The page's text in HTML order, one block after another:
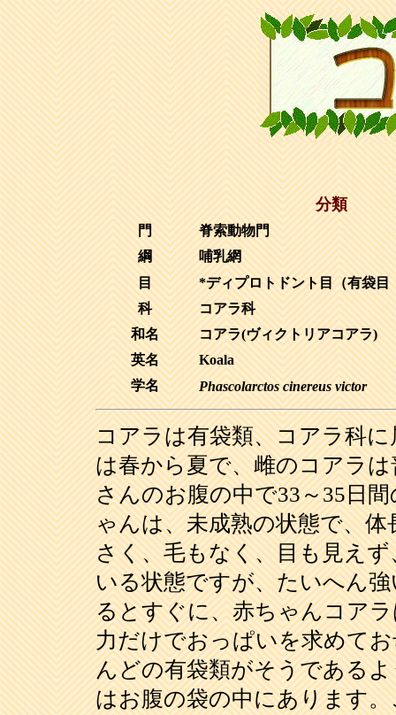
分類
門
脊索動物門
綱
哺乳網
目
*ディプロトドント目（有袋目
科
コアラ科
和名
コアラ(ヴィクトリアコアラ)
英名
Koala
学名
Phascolarctos cinereus victor
コアラは有袋類、コアラ科
は春から夏で、雌のコアラ
さんのお腹の中で33～35日
ゃんは、未成熟の状態で、体
さく、毛もなく、目も見え
いる状態ですが、たいへん
るとすぐに、赤ちゃんコア
力だけでおっぱいを求めて
んどの有袋類がそうである
はお腹の袋の中にあります